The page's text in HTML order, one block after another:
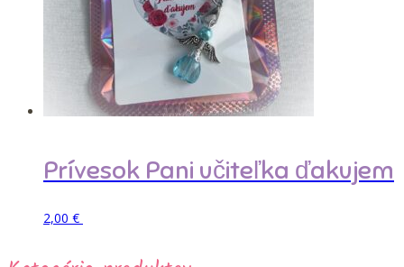
Prívesok Pani učiteľka ďakujem
2,00 €